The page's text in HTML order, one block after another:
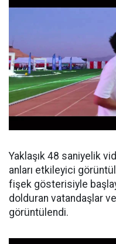
Yaklaşık 48 saniyelik
anları etkileyici
fişek gösterisiyle
dolduran vatandaşlar
görüntülendi.